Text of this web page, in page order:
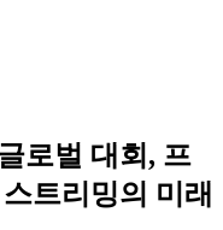
로벌 대회, 프
트리밍의 미래